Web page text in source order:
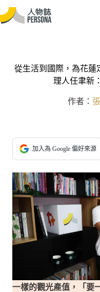
從生活到國際，為花
理人任聿新
作者：
加入為 Google 偏好來源
一樣的觀光產值，「要